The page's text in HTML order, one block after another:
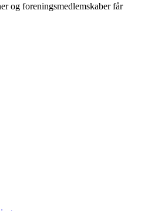
og foreningsmedlemskaber får